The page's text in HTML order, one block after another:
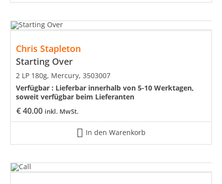
Chris Stapleton
Starting Over
€40.00 inkl. MwSt.
2 LP 180g, Mercury, 3503007
Verfügbar : Lieferbar innerhalb von 5-10 Werktagen,
soweit verfügbar beim Lieferanten
In den Warenkorb